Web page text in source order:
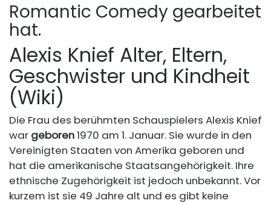
Romantic Comedy gearbeitet
hat.
Alexis Knief Alter, Eltern,
Geschwister und Kindheit
(Wiki)
Die Frau des berühmten Schauspielers Alexis Knief
war geboren1970 am 1. Januar. Sie wurde in den
Vereinigten Staaten von Amerika geboren und
hat die amerikanische Staatsangehörigkeit. Ihre
ethnische Zugehörigkeit ist jedoch unbekannt. Vor
kurzem ist sie 49 Jahre alt und es gibt keine